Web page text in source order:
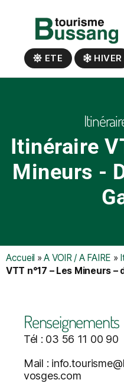
ETE HIVER
Itinéraire
Mineurs -
Accueil »A VOIR / A FAIRE »
VTT n°17 – Les Mineurs –
Renseignements
Tél : 03 56 11 00 90
Mail :
vosges.com